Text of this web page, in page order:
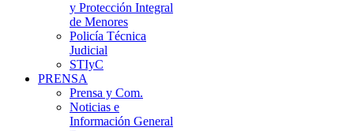
y Protección Integral
de Menores
Policía Técnica
Judicial
STIyC
PRENSA
Prensa y Com.
Noticias e
Información General